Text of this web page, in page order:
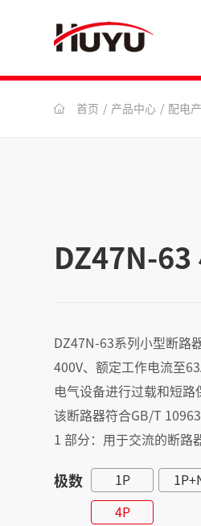
首页 / 产品中心 / 配电
DZ47N-63
DZ47N-63系列小型断路
400V、额定工作电流至
电气设备进行过载和短路
该断路器符合GB/T
1 部分：用于交流的断路
极数 1P
4P